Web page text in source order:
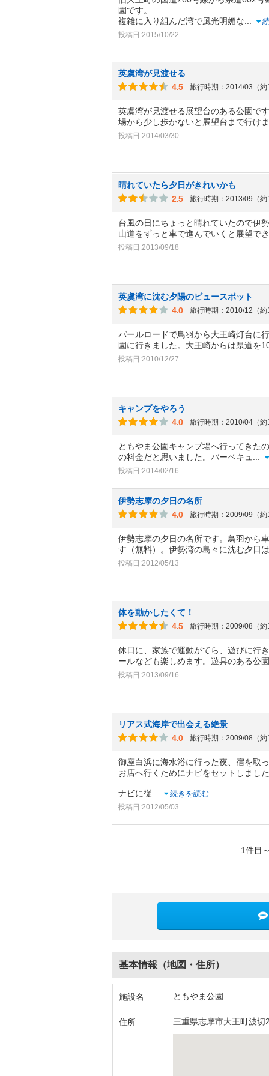
園です。
複雑に入り組んだ湾で風光明媚な
投稿日:2015/10/22
英虞湾が見渡せる
4.5
旅行時期：2014/03（約
英虞湾が見渡せる展望台のある公園で
場から少し歩かないと展望台まで行け
投稿日:2014/03/30
晴れていたら夕日がきれいかも
2.5
旅行時期：2013/09（約
台風の日にちょっと晴れていたので伊
山道をずっと車で進んでいくと展望で
投稿日:2013/09/18
英虞湾に沈む夕陽のビュースポット
4.0
旅行時期：2010/12（約
パールロードで鳥羽から大王崎灯台に
園に行きました。大王崎からは県道を
投稿日:2010/12/27
キャンプをやろう
4.0
旅行時期：2010/04（約
ともやま公園キャンプ場へ行ってきた
の料金だと思いました。バーベキュ
投稿日:2014/02/16
伊勢志摩の夕日の名所
4.0
旅行時期：2009/09（約
伊勢志摩の夕日の名所です。鳥羽から
す（無料）。伊勢湾の島々に沈む夕日
投稿日:2012/05/13
体を動かしたくて！
4.5
旅行時期：2009/08（約
休日に、家族で運動がてら、遊びに行
ールなども楽しめます。遊具のある公
投稿日:2013/09/16
リアス式海岸で出会える絶景
4.0
旅行時期：2009/08（約
御座白浜に海水浴に行った夜、宿を取
お店へ行くためにナビをセットしまし
ナビに従 続きを読む
投稿日:2012/05/03
1件目
基本情報（地図・住所）
施設名 ともやま公園
住所 三重県志摩市大王町波切